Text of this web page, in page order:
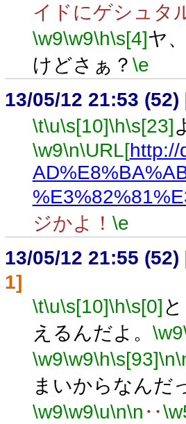
イドにゲシュタ
\w9\w9\h\s[4]ヤ
けどさぁ？ \e
13/05/12 21:53 (52)
\t\u\s[10]\h\s[23]
\w9\n\URL[http://
ジかよ！ \e
13/05/12 21:55 (52)
1]
\t\u\s[10]\h\s[0]
えるんだよ。 \w9
\w9\w9\h\s[93]\n
まいからなんだ
\w9\w9\u\n\n ‥